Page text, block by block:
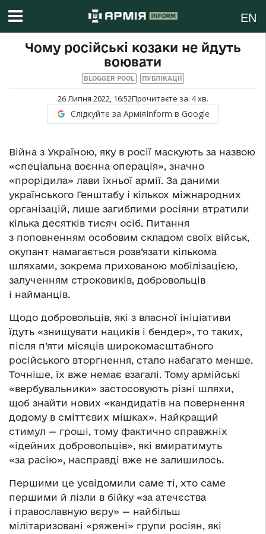
EN
Чому російські козаки не йдуть
воювати
BLOGGER POOL ПУБЛІКАЦІЇ
26 Липня 2022, 16:52Прочитаєте за: 4хв.
Слідкуйте за АрміяInform в Google
Війна з Україною, яку в росії маскують за назвою
«спеціальна воєнна операція», значно
«прорідила» лави їхньої армії. За даними
українського Генштабу і кількох міжнародних
організацій, лише загиблими росіяни втратили
кілька десятків тисяч осіб. Питання
з поповненням особовим складом своїх військ,
окупант намагається розв’язати кількома
шляхами, зокрема прихованою мобілізацією,
залученням строковиків, добровольців
і найманців.
Щодо добровольців, які з власної ініціативи
їдуть «знищувати нациків і бендер», то таких,
після п’яти місяців широкомасштабного
російського вторгнення, стало набагато менше.
Точніше, їх вже немає взагалі. Тому армійські
«вербувальники» застосовують різні шляхи,
щоб знайти нових «кандидатів на повернення
додому в сміттєвих мішках». Найкращий
стимул — гроші, тому фактично справжніх
«ідейних добровольців», які вмиратимуть
«за расію», насправді вже не залишилось.
Першими це усвідомили саме ті, хто саме
першими й лізли в бійку «за атечєства
і православную вєру» — найбільш
мілітаризовані «ряжені» групи росіян, які